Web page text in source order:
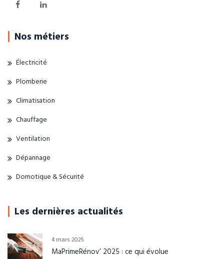
Nos métiers
Électricité
Plomberie
Climatisation
Chauffage
Ventilation
Dépannage
Domotique & Sécurité
Les dernières actualités
4 mars 2025
MaPrimeRénov’ 2025 : ce qui évolue